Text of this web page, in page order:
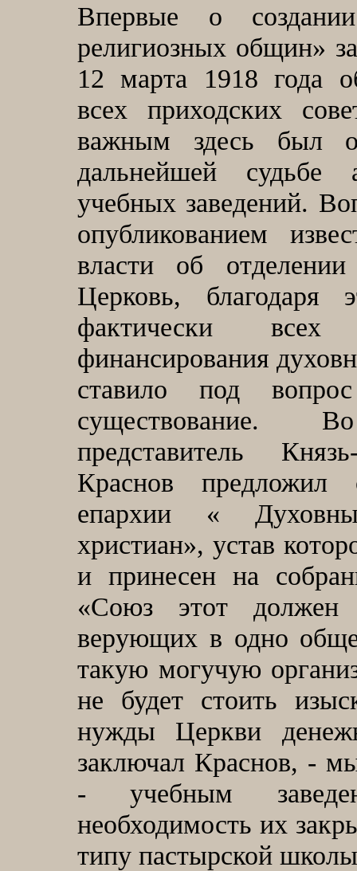
Впервые о
религиозных общин»
12 марта 1918 года
всех приходских
важным здесь был
дальнейшей судьбе
учебных заведений.
опубликованием
власти об
Церковь, благодаря
фактически всех
финансирования
ставило под
существование.
представитель
Краснов предложил
епархии «
христиан», устав
и принесен на
«Союз этот должен
верующих в одно
такую могучую
не будет стоить
нужды Церкви
заключал Краснов, -
- учебным
необходимость их
типу пастырской